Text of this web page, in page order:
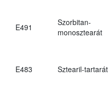
E491
Szorbitan-
monosztearát
E483 Sztearil-tartarát